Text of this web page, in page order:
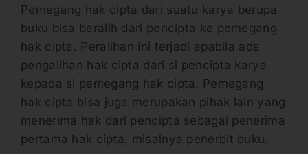
Pemegang hak cipta dari suatu karya berupa
buku bisa beralih dari pencipta ke pemegang
hak cipta. Peralihan ini terjadi apabila ada
pengalihan hak cipta dari si pencipta karya
kepada si pemegang hak cipta. Pemegang
hak cipta bisa juga merupakan pihak lain yang
menerima hak dari pencipta sebagai penerima
pertama hak cipta, misalnya penerbit buku.